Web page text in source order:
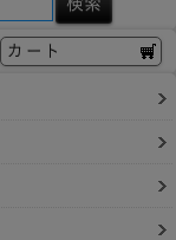
カート